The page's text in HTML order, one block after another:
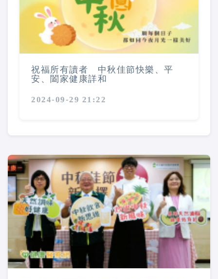
祝福所有讀者 中秋佳節快樂、平
安、闔家健康詳和
2024-09-29 21:22